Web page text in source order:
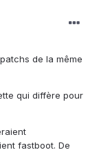
de la même
qui diffère pour
fastboot. De